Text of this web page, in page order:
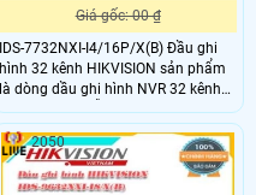
Giá gốc: 00 ₫
IDS-7732NXI-I4/16P/X(B) Đầu ghi
hình 32 kênh HIKVISION sản phẩm
là dòng dầu ghi hình NVR 32 kênh
camera POE Hỗ trợ camera tối đa
12 Megapixel. Hỗ trợ 16ch Nhận
diện & phân tích 32 thư viện và
100,000 khuôn mặt. Xuất hình độc
lập VGA / HDMI 4K. Hỗ trợ 4 ổ cứng
2050